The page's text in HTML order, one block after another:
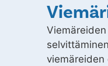
viemäreiden